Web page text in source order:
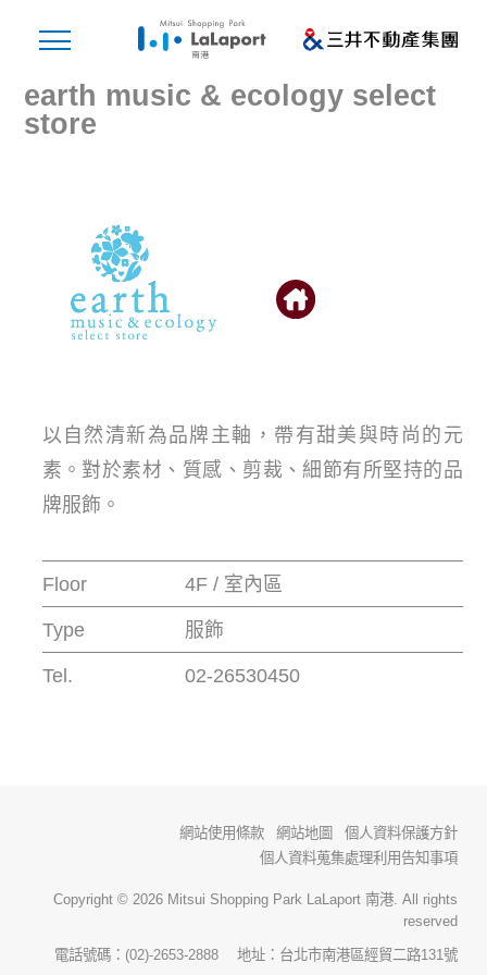
earth music & ecology select
store
以自然清新為品牌主軸，帶有甜美與時尚的元
素。對於素材、質感、剪裁、細節有所堅持的品
牌服飾。
Floor 4F / 室內區
Type 服飾
Tel. 02-26530450
網站使用條款 網站地圖
個人資料保護方針
個人資料蒐集處理利用告知事項
Copyright © 2026 Mitsui Shopping Park LaLaport 南港. All rights
reserved
電話號碼：(02)-2653-2888 地址：台北市南港區經貿二路131號